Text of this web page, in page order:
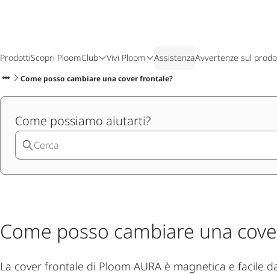
ProdottiScopri PloomClub Vivi Ploom AssistenzaAvvertenze sul
Come posso cambiare una cover frontale?
Come possiamo aiutarti?
Come posso cambiare una
La cover frontale di Ploom AURA è magnetica e facile